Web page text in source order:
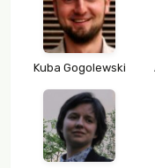
Kuba Gogolewski